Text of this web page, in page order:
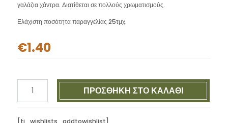
γαλάζια χάντρα. Διατίθεται σε πολλούς χρωματισμούς.
Ελάχιστη ποσότητα παραγγελίας 25τμχ.
€1.40
βάφτισης
ΜΒ93
ΠΡΟΣΘΉΚΗ ΣΤΟ ΚΑΛΆΘΙ